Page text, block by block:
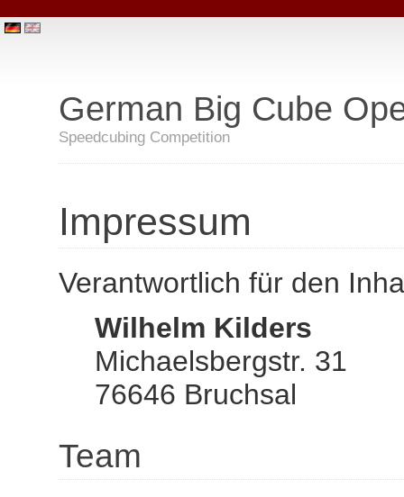
German Big Cube
Speedcubing Competition
Impressum
Verantwortlich für den
Wilhelm Kilders
Michaelsbergstr. 31
76646 Bruchsal
Team